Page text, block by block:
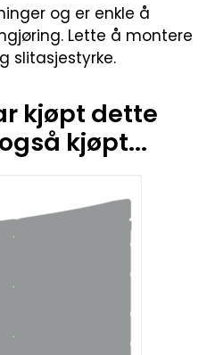
og er enkle å
Lette å montere
slitasjestyrke.
kjøpt dette
kjøpt...